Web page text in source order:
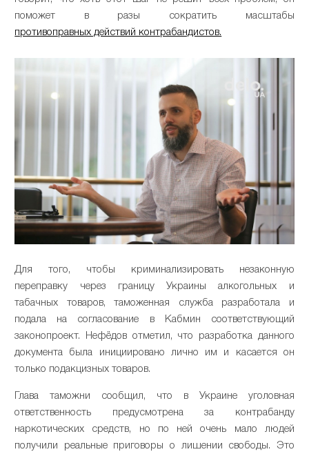
поможет в разы сократить масштабы
противоправных действий контрабандистов.
Для того, чтобы криминализировать незаконную
переправку через границу Украины алкогольных и
табачных товаров, таможенная служба разработала и
подала на согласование в Кабмин соответствующий
законопроект. Нефёдов отметил, что разработка данного
документа была инициировано лично им и касается он
только подакцизных товаров.
Глава таможни сообщил, что в Украине уголовная
ответственность предусмотрена за контрабанду
наркотических средств, но по ней очень мало людей
получили реальные приговоры о лишении свободы. Это